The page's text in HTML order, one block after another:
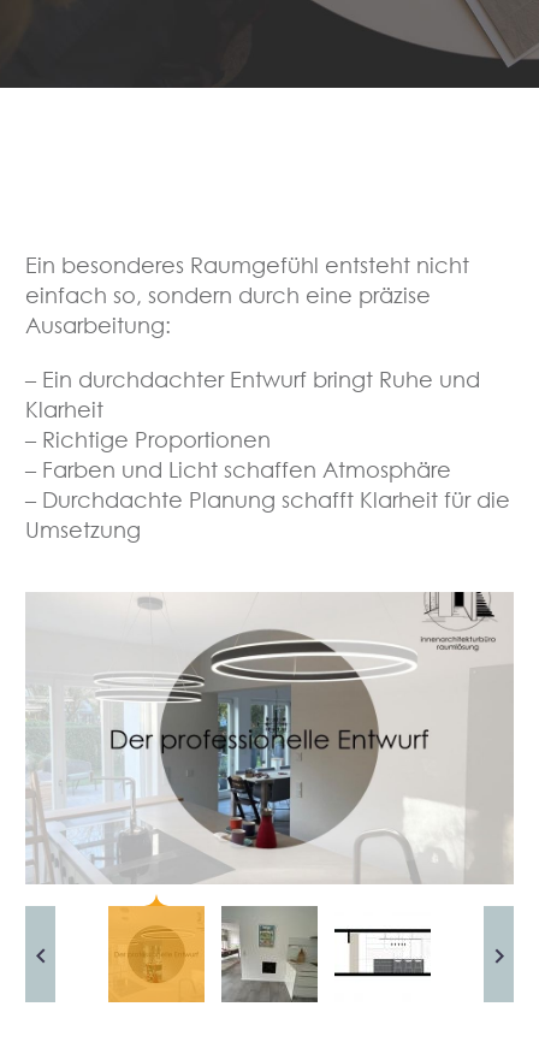
Ein besonderes Raumgefühl entsteht nicht
einfach so, sondern durch eine präzise
Ausarbeitung:
– Ein durchdachter Entwurf bringt Ruhe und
Klarheit
– Richtige Proportionen
– Farben und Licht schaffen Atmosphäre
– Durchdachte Planung schafft Klarheit für die
Umsetzung